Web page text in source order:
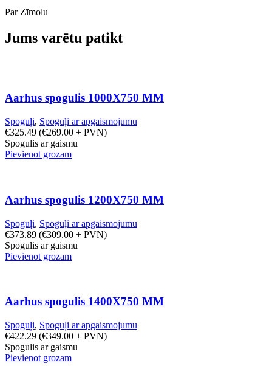
Par Zīmolu
Jums varētu patikt
Aarhus spogulis 1000X750 MM
Spoguļi, Spoguļi ar apgaismojumu
€325.49 (€269.00 + PVN)
Spogulis ar gaismu
Pievienot grozam
Aarhus spogulis 1200X750 MM
Spoguļi, Spoguļi ar apgaismojumu
€373.89 (€309.00 + PVN)
Spogulis ar gaismu
Pievienot grozam
Aarhus spogulis 1400X750 MM
Spoguļi, Spoguļi ar apgaismojumu
€422.29 (€349.00 + PVN)
Spogulis ar gaismu
Pievienot grozam